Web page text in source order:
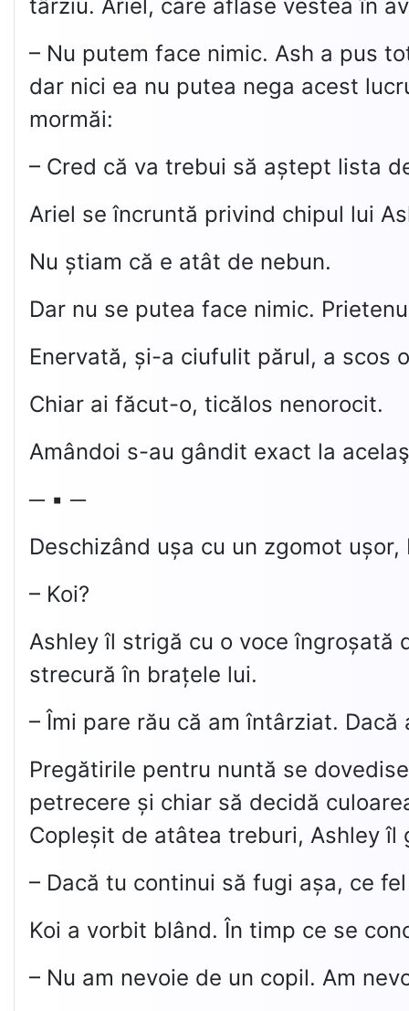
târziu. Ariel, care aflase vestea în
– Nu putem face nimic. Ash a pus
dar nici ea nu putea nega acest
mormăi:
– Cred că va trebui să aștept lista
Ariel se încruntă privind chipul lui
Nu știam că e atât de nebun.
Dar nu se putea face nimic.
Enervată, și-a ciufulit părul, a scos
Chiar ai făcut-o, ticălos nenorocit.
Amândoi s-au gândit exact la
─ ▪ ─
Deschizând ușa cu un zgomot
– Koi?
Ashley îl strigă cu o voce îngroșată
strecură în brațele lui.
– Îmi pare rău că am întârziat.
Pregătirile pentru nuntă se
petrecere și chiar să decidă
Copleșit de atâtea treburi, Ashley
– Dacă tu continui să fugi așa, ce
Koi a vorbit blând. În timp ce se
– Nu am nevoie de un copil. Am